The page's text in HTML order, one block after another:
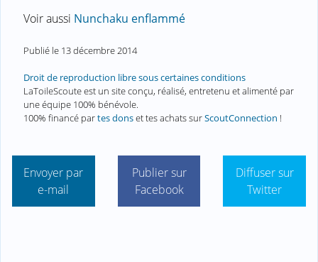
Voir aussi Nunchaku enflammé
Publié le 13 décembre 2014
Droit de reproduction libre sous certaines conditions
LaToileScoute est un site conçu, réalisé, entretenu et alimenté par
une équipe 100% bénévole.
100% financé partes donset tes achats surScoutConnection !
Envoyer par
e-mail
Publier sur
Facebook
Diffuser sur
Twitter